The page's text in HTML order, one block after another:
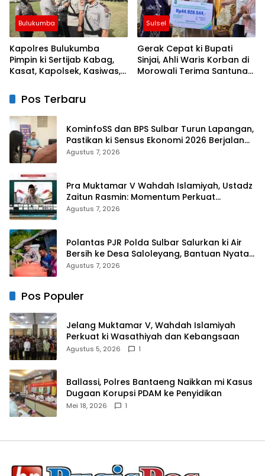
Bulukumba
Kapolres Bulukumba
Pimpin ki Sertijab Kabag,
Kasat, Kapolsek, Kasiwas,
Sulsel
Gerak Cepat ki Bupati
Sinjai, Ahli Waris Korban di
Morowali Terima Santunan
Pos Terbaru
KominfoSS dan BPS Sulbar Turun Lapangan,
Pastikan ki Sensus Ekonomi 2026 Berjalan
Nyaman dan Akurat
Agustus 7, 2026
Pra Muktamar V Wahdah Islamiyah, Ustadz
Zaitun Rasmin: Momentum Perkuat
Konsolidasi dan Evaluasi Perjalanan
Agustus 7, 2026
Polantas PJR Polda Sulbar Salurkan ki Air
Bersih ke Desa Saloleyang, Bantuan Nyata
di Tengah Musim Kemarau
Agustus 7, 2026
Pos Populer
Jelang Muktamar V, Wahdah Islamiyah
Perkuat ki Wasathiyah dan Kebangsaan
Agustus 5, 2026 1
Ballassi, Polres Bantaeng Naikkan mi Kasus
Dugaan Korupsi PDAM ke Penyidikan
Mei 18, 2026 1